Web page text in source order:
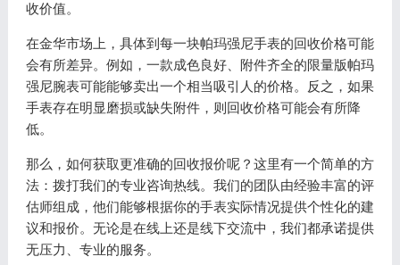
收价值。
在金华市场上，具体到每一块帕玛强尼手表的回收价格可能
会有所差异。例如，一款成色良好、附件齐全的限量版帕玛
强尼腕表可能能够卖出一个相当吸引人的价格。反之，如果
手表存在明显磨损或缺失附件，则回收价格可能会有所降
低。
那么，如何获取更准确的回收报价呢？这里有一个简单的方
法：拨打我们的专业咨询热线。我们的团队由经验丰富的评
估师组成，他们能够根据你的手表实际情况提供个性化的建
议和报价。无论是在线上还是线下交流中，我们都承诺提供
无压力、专业的服务。